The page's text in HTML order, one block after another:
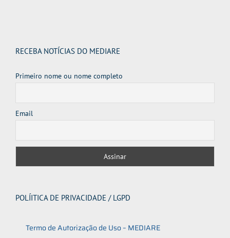
RECEBA NOTÍCIAS DO MEDIARE
Primeiro nome ou nome completo
Email
POLÍITICA DE PRIVACIDADE / LGPD
Termo de Autorização de Uso – MEDIARE